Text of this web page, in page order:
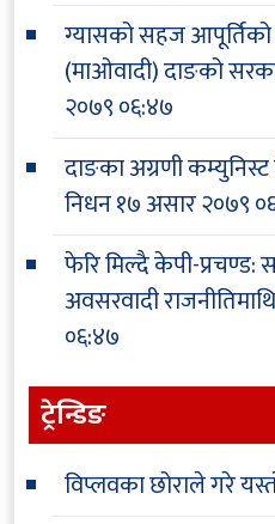
ग्यासको सहज आपूर्तिको
(माओवादी) दाङको
२०७९ ०६:४७
दाङका अग्रणी
निधन१७ असार २०७९
फेरि मिल्दै केपी-प्रचण्ड:
अवसरवादी राजनीतिमाथि
०६:४७
ट्रेन्डिङ
विप्लवका छोराले गरे